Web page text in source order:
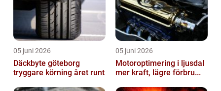
05 juni 2026
Däckbyte göteborg
tryggare körning året runt
05 juni 2026
Motoroptimering i ljusdal
mer kraft, lägre förbru...